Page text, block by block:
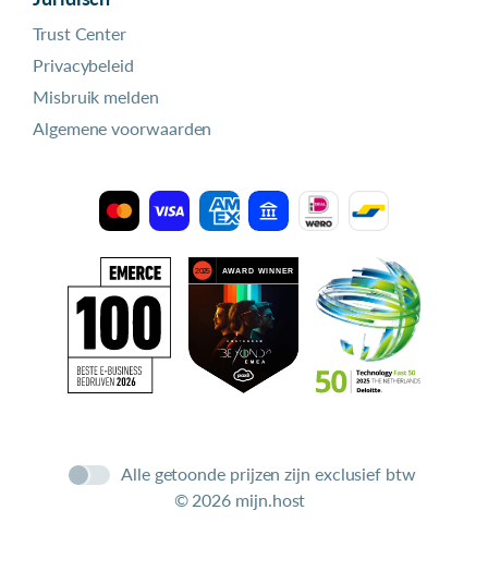
Trust Center
Privacybeleid
Misbruik melden
Algemene voorwaarden
Alle getoonde prijzen zijn exclusief btw
© 2026 mijn.host